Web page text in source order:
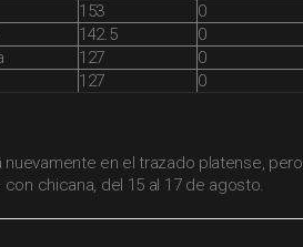
153
0
142.5
0
127
0
127 0
nuevamente en el trazado platense, pero
chicana, del 15 al 17 de agosto.